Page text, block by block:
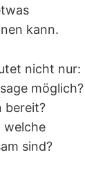
kann.
nicht nur:
möglich?
bereit?
welche
sind?